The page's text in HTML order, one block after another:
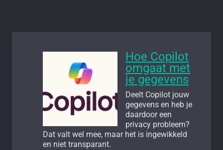
Hoe Copilot
omgaat met
je gegevens
Deelt Copilot jouw
gegevens en heb je
daardoor een
privacy probleem?
Dat valt wel mee, maar het is ingewikkeld
en niet transparant.